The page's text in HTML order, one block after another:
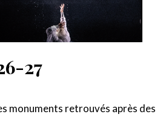
27
monuments retrouvés après des